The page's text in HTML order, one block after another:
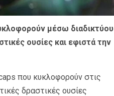
μέσω διαδικτύου
ουσίες και εφιστά την
που κυκλοφορούν στις
δραστικές ουσίες